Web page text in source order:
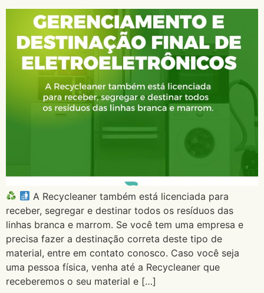
A Recycleaner também está licenciada para
receber, segregar e destinar todos os resíduos das
linhas branca e marrom. Se você tem uma empresa e
precisa fazer a destinação correta deste tipo de
material, entre em contato conosco. Caso você seja
uma pessoa física, venha até a Recycleaner que
receberemos o seu material e […]